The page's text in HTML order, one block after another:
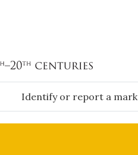
Identify or report a mark